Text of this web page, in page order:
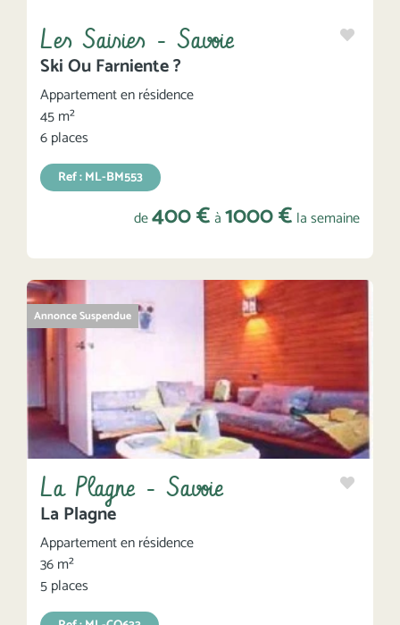
Les Saisies - Savoie
Ski Ou Farniente ?
Appartement en résidence
45 m²
6 places
Ref : ML-BM553
de400 €à1000 € la semaine
Annonce Suspendue
La Plagne - Savoie
La Plagne
Appartement en résidence
36 m²
5 places